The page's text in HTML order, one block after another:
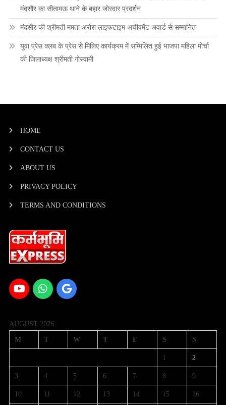
मंदसौर का सीतामऊ थाने के बहार जोरदार प्रदर्शन
मंदसौर की श्रीमती ममता अरोरा लाइफटाइम अचीवमेंट अवार्ड से सम्मानित
युवा प्रेस क्लब के प्रेस से मिलिए कार्यक्रम में सम्मिलित हुई भाजपा महिला मोर्चा
की जिलाध्यक्ष श्रीमती गोस्वामी
HOME
CONTACT US
ABOUT US
PRIVACY POLICY
TERMS AND CONDITIONS
AUGUST 2026
M T W T F S S
1 2
3 4 5 6 7 8 9
10 11 12 13 14 15 16